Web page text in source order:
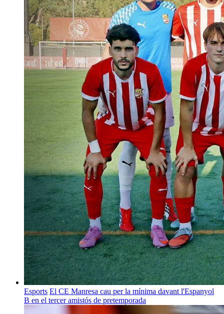
Esports El CE Manresa cau per la mínima davant l'Espanyol
B en el tercer amistós de pretemporada